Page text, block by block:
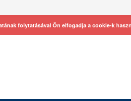
folytatásával Ön elfogadja a cookie-k